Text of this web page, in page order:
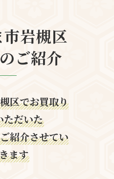
岩槻区
ご紹介
区でお買取り
ただいた
紹介させてい
ます